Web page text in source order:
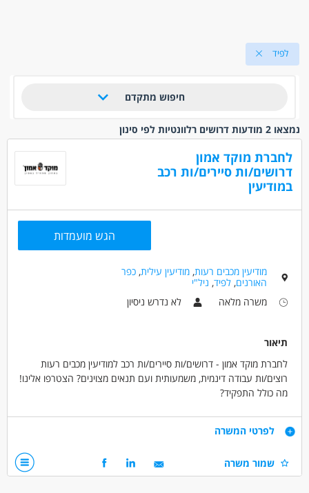
לפיד
חיפוש מתקדם
נמצאו 2 מודעות דרושים רלוונטיות לפי סינון
לחברת מוקד אמון
דרושים/ות סיירים/ות רכב
במודיעין
הגש מועמדות
מודיעין מכבים רעות,מודיעין עילית,כפר
האורנים,לפיד, ניל"י
משרה מלאה
לא נדרש ניסיון
תיאור
לחברת מוקד אמון - דרושים/ות סיירים/ות רכב למודיעין מכבים רעות
רוצים/ות עבודה דינמית, משמעותית ועם תנאים מצוינים? הצטרפו אלינו!
מה כולל התפקיד?
הגעה לבתי לקוחות ומתן מענה בשטח
עבודה נוחה במשמרות – כולל סופ״ש
מתאים לסטודנטים/ות ולחיילים/ות משוחררים/ות
דרישות
נכונות לעבודה במשמרות 24/7, כולל שבתות וחגים
לפרטי המשרה
שמור משרה